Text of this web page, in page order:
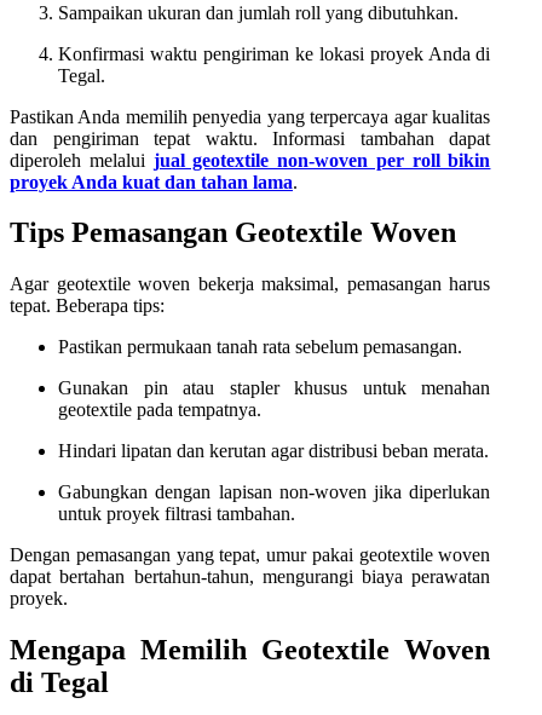
Sampaikan ukuran dan jumlah roll yang dibutuhkan.
Konfirmasi waktu pengiriman ke lokasi proyek Anda di
Tegal.
Pastikan Anda memilih penyedia yang terpercaya agar kualitas
dan pengiriman tepat waktu. Informasi tambahan dapat
diperoleh melalui jual geotextile non-woven per roll bikin
proyek Anda kuat dan tahan lama.
Tips Pemasangan Geotextile Woven
Agar geotextile woven bekerja maksimal, pemasangan harus
tepat. Beberapa tips:
Pastikan permukaan tanah rata sebelum pemasangan.
Gunakan pin atau stapler khusus untuk menahan
geotextile pada tempatnya.
Hindari lipatan dan kerutan agar distribusi beban merata.
Gabungkan dengan lapisan non-woven jika diperlukan
untuk proyek filtrasi tambahan.
Dengan pemasangan yang tepat, umur pakai geotextile woven
dapat bertahan bertahun-tahun, mengurangi biaya perawatan
proyek.
Mengapa Memilih Geotextile Woven
di Tegal